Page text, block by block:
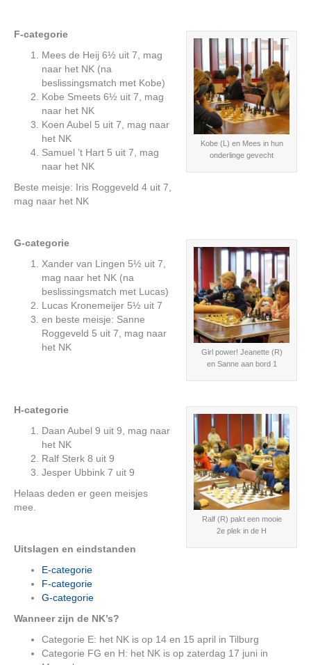
Kobe (L) en Mees in hun
onderlinge gevecht
F-categorie
Mees de Heij 6½ uit 7, mag
naar het NK (na
beslissingsmatch met Kobe)
Kobe Smeets 6½ uit 7, mag
naar het NK
Koen Aubel 5 uit 7, mag naar
het NK
Samuel ’t Hart 5 uit 7, mag
naar het NK
Beste meisje: Iris Roggeveld 4 uit 7,
mag naar het NK
Girl power! Jeanette (R)
en Sanne aan bord 1
G-categorie
Xander van Lingen 5½ uit 7,
mag naar het NK (na
beslissingsmatch met Lucas)
Lucas Kronemeijer 5½ uit 7
en beste meisje: Sanne
Roggeveld 5 uit 7, mag naar
het NK
Ralf (R) pakt een mooie
2e plek in de H
H-categorie
Daan Aubel 9 uit 9, mag naar
het NK
Ralf Sterk 8 uit 9
Jesper Ubbink 7 uit 9
Helaas deden er geen meisjes
mee.
Uitslagen en eindstanden
E-categorie
F-categorie
G-categorie
Wanneer zijn de NK’s?
Categorie E: het NK is op 14 en 15 april in Tilburg
Categorie FG en H: het NK is op zaterdag 17 juni in